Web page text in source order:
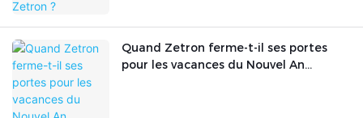
Quand Zetron ferme-t-il ses portes
pour les vacances du Nouvel An